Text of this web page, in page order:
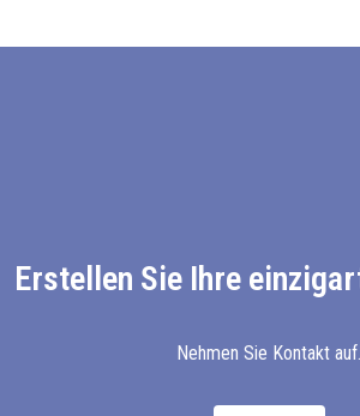
Erstellen Sie Ihre
Nehmen Sie Kontakt auf.